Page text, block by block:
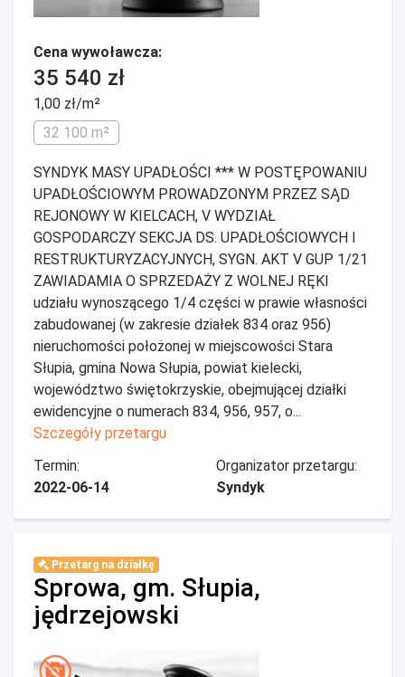
Cena wywoławcza:
35 540 zł
1,00 zł/m²
32 100 m²
SYNDYK MASY UPADŁOŚCI *** W POSTĘPOWANIU
UPADŁOŚCIOWYM PROWADZONYM PRZEZ SĄD
REJONOWY W KIELCACH, V WYDZIAŁ
GOSPODARCZY SEKCJA DS. UPADŁOŚCIOWYCH I
RESTRUKTURYZACYJNYCH, SYGN. AKT V GUP 1/21
ZAWIADAMIA O SPRZEDAŻY Z WOLNEJ RĘKI
udziału wynoszącego 1/4 części w prawie własności
zabudowanej (w zakresie działek 834 oraz 956)
nieruchomości położonej w miejscowości Stara
Słupia, gmina Nowa Słupia, powiat kielecki,
województwo świętokrzyskie, obejmującej działki
ewidencyjne o numerach 834, 956, 957, o...
Szczegóły przetargu
Termin:
2022-06-14
Organizator przetargu:
Syndyk
Przetarg na działkę
Sprowa, gm. Słupia,
jędrzejowski